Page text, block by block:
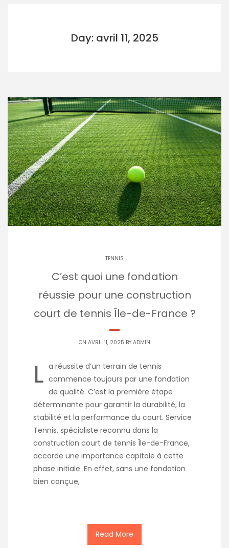
Day: avril 11, 2025
TENNIS
C’est quoi une fondation
réussie pour une construction
court de tennis Île-de-France ?
ON AVRIL 11, 2025 BY ADMIN
L a réussite d’un terrain de tennis
commence toujours par une fondation
de qualité. C’est la première étape
déterminante pour garantir la durabilité, la
stabilité et la performance du court. Service
Tennis, spécialiste reconnu dans la
construction court de tennis Île-de-France,
accorde une importance capitale à cette
phase initiale. En effet, sans une fondation
bien conçue,
Read More